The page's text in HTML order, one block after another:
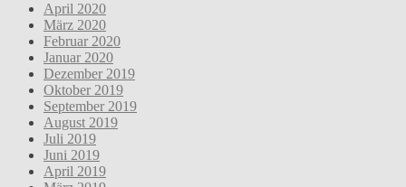
April 2020
März 2020
Februar 2020
Januar 2020
Dezember 2019
Oktober 2019
September 2019
August 2019
Juli 2019
Juni 2019
April 2019